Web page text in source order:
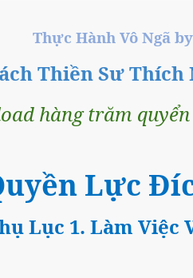
Thực Hành Vô Ngã
Thiền Sư Thích
hàng trăm
Lực
Lục 1. Làm Việc